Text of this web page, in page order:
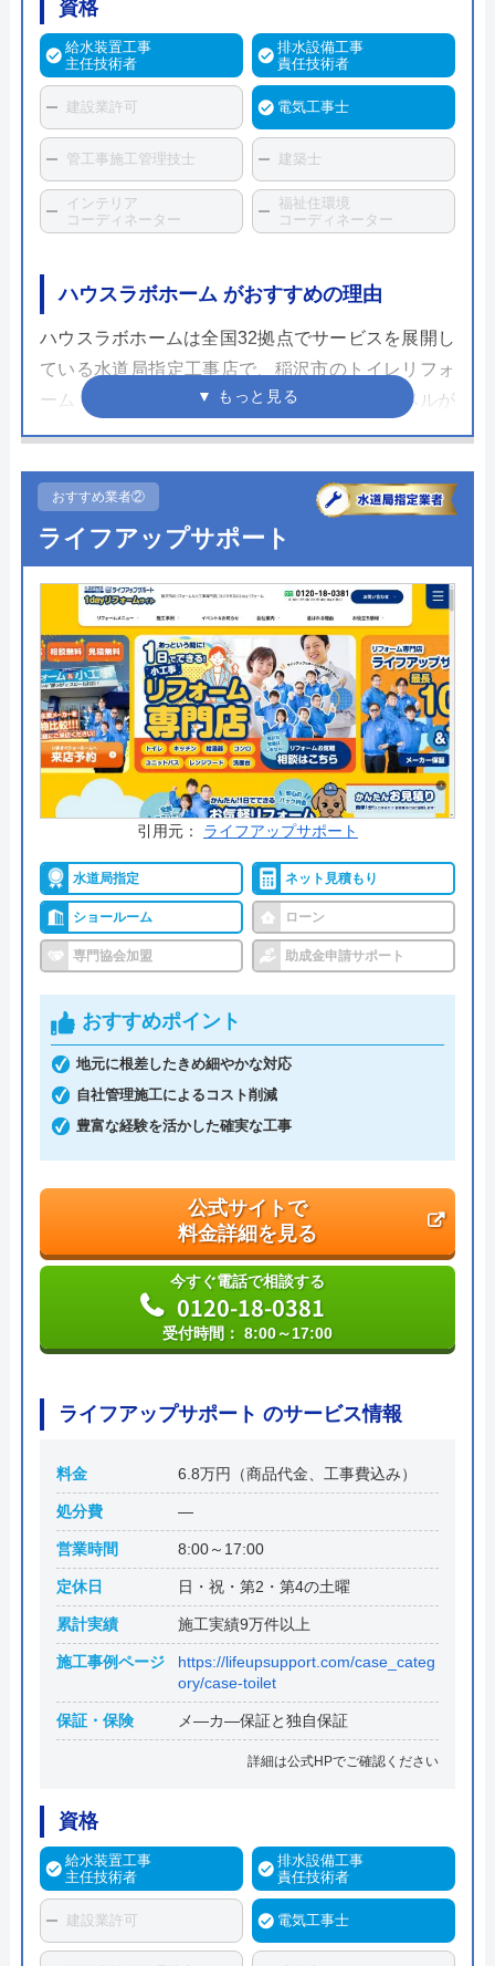
資格
給水装置工事
主任技術者
排水設備工事
責任技術者
建設業許可 電気工事士
管工事施工管理技士 建築士
インテリア
コーディネーター
福祉住環境
コーディネーター
ハウスラボホーム がおすすめの理由
ハウスラボホームは全国32拠点でサービスを展開し
ている水道局指定工事店で、稲沢市のトイレリフォ
ーム・交換にも対応しています。スタッフレベルが
高く、個人宅だけでなく企業実績も豊富なため安心
ホームページで表示されている価格は、商品代金・
工事費・処分費などすべてを含んだ最終金額となっ
ており、表示価格以外は一切かからないので安心で
出張料金や見積もり料金はかからず、トイレ交換で
はかかせない「排水形式の確認」や「取付可能トイ
レの紹介」も無料で行ってくれるので、まずは気軽
に相談してみてはいかがでしょうか。
公式サイトで
料金詳細を見る
今すぐ電話で相談する
0120-221-611
受付時間： 24時間
ハウスラボホーム の基本情報
運営会社 株式会社ハウスラボ
代表者 丸山英利
〒556-0014
大阪府大阪市浪速区大国2丁目1番6号
おすすめ業者②
ライフアップサポート
引用元： ライフアップサポート
水道局指定 ネット見積もり
ショールーム ローン
専門協会加盟 助成金申請サポート
おすすめポイント
地元に根差したきめ細やかな対応
自社管理施工によるコスト削減
豊富な経験を活かした確実な工事
公式サイトで
料金詳細を見る
今すぐ電話で相談する
0120-18-0381
受付時間： 8:00～17:00
ライフアップサポート のサービス情報
料金 6.8万円（商品代金、工事費込み）
処分費 ―
営業時間 8:00～17:00
定休日 日・祝・第2・第4の土曜
累計実績 施工実績9万件以上
施工事例ページ
https://lifeupsupport.com/case_categ
ory/case-toilet
保証・保険 メ―カ―保証と独自保証
詳細は公式HPでご確認ください
資格
給水装置工事
主任技術者
排水設備工事
責任技術者
建設業許可 電気工事士